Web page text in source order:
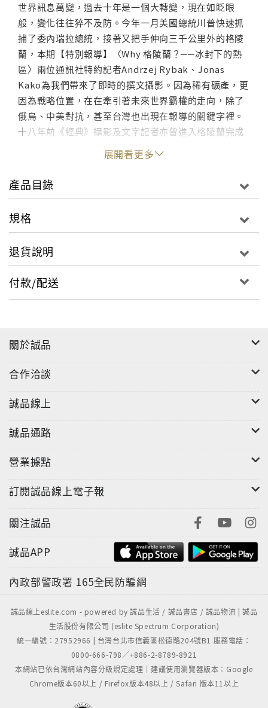
世界訊息萬變，過去十年是一個大轉變，現在如眨眼
般，變化往往猝不及防。今年一月美國總統川普快速抓
捕了委內瑞拉總統，接著又把手伸向三千公里外的格陵
蘭，本期【特別報導】〈Why 格陵蘭？──冰封下的熱
區〉兩位通訊社特約記者Andrzej Rybak、Jonas
Kako為我們帶來了即時的撰文攝影。因為稀有礦產，更
因為戰略位置，在在牽引著未來世界霸權的走向，除了
俄烏、中美對抗，甚至台灣也出現在報導的關鍵字裡。
十八年前《經典》攝影及文字記者亦曾進入格陵蘭完成
【大島系列】報導，彼時的格陵蘭白雪皚皚，寧謐平
和。當時的文字曾感嘆「聲音和拳頭決定誰是中心」，
認為格陵蘭這個安靜的北極島嶼，無疑是邊陲中的邊
陲。孰知，今日這個遙遠又冰天雪地的邊陲大島，竟成
世界和平眾人祈願，如何才能化干戈為玉帛？這一期
的斗燈技藝〉提供了另類解方，早期台灣島上有激烈的
拚活，但大家拚的是誰的斗燈技藝最出采，不論勝敗，
都為世界留下了美妙的文化資產。
老生活。【台灣新住民】〈點亮異鄉──緬甸移民的離散
家深入有「小緬甸」之稱的華新街，了解他們從異鄉融
入台灣的種種動人故事。
從文稿召集到編務執行，其實我最喜歡的還是單純的採
訪工作，這一期【有故事的人】〈究真──九蒸九晒的人
台灣民主運動以及民俗文藝圈，之後鑽進客家及平埔族
餘生必須完成的名山事業，想不到，最終發現自己的天
儘管前半生與後半生有截然不同的奮鬥目標，劉還月的
酵滋味，令人回味再三。
展開看更多
產品目錄
規格
退貨說明
付款/配送
關於誠品
合作洽談
誠品線上
誠品通路
營業據點
訂閱誠品線上電子報
關注誠品
誠品APP
內政部警政署 165全民防騙網
誠品線上eslite.com - powered by 誠品生活 / 誠品書店 / 誠品物流 | 誠品
生活股份有限公司 (eslite Spectrum Corporation)
統一編號：27952966 | 台灣台北市信義區松德路204號B1 服務電話：
0800-666-798／+886-2-8789-8921
本網站已依台灣網站內容分級規定處理｜建議使用瀏覽器版本：Google
Chrome版本60以上 / Firefox版本48以上 / Safari 版本11以上